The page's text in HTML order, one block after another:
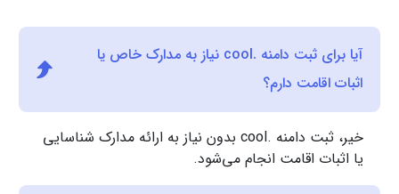
آیا برای ثبت دامنه .cool نیاز به مدارک خاص یا
اثبات اقامت دارم؟
خیر، ثبت دامنه .cool بدون نیاز به ارائه مدارک شناسایی
یا اثبات اقامت انجام می‌شود.